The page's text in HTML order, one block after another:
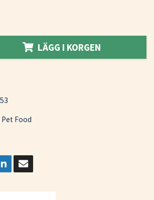
LÄGG I KORGEN
Food